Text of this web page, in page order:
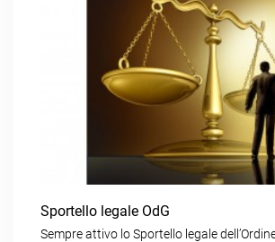
Sportello legale OdG
Sempre attivo lo Sportello legale